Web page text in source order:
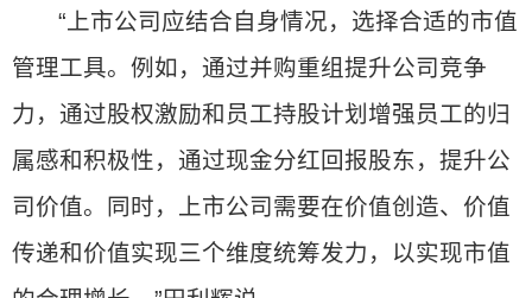
“上市公司应结合自身情况，选择合适的市值
管理工具。例如，通过并购重组提升公司竞争
力，通过股权激励和员工持股计划增强员工的归
属感和积极性，通过现金分红回报股东，提升公
司价值。同时，上市公司需要在价值创造、价值
传递和价值实现三个维度统筹发力，以实现市值